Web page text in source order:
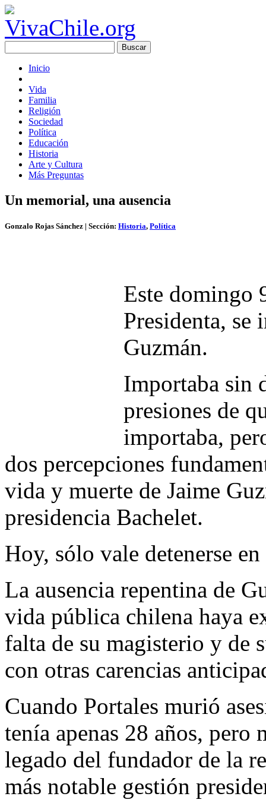
Inicio
Vida
Familia
Religión
Sociedad
Política
Educación
Historia
Arte y Cultura
Más Preguntas
Un memorial, una ausencia
Gonzalo Rojas Sánchez | Sección: Historia, Política
Este domingo
Presidenta, se
Guzmán.
Importaba sin
presiones de
importaba,
dos percepciones
vida y muerte de Jaime
presidencia Bachelet.
Hoy, sólo vale detenerse
La ausencia repentina de
vida pública chilena haya
falta de su magisterio y de
con otras carencias
Cuando Portales murió
tenía apenas 28 años,
legado del fundador de la
más notable gestión